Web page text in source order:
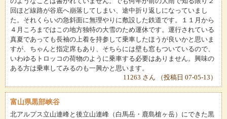
回ほど線路が谷底へ崩落してしまい、途中折り返しになっていまし
た。それくらいの急斜面に無理やりに敷設した鉄道です。１１月から
４月ころまではこの地方独特の大雪のため運休です。運行されている
真夏であっても長袖の上着を持参して乗車したほうが良いかと思いま
すが、ちゃんと指定席もあり、そちらには壁も窓もついているので、
いわゆるトロッコの荷物のように乗車する必要はありません。興味の
ある方は乗車してみるのも一興かと思います。
11263 さん （投稿日 07-05-13）
富山県黒部峡谷
北アルプス立山連峰と後立山連峰（白馬岳・鹿島槍ヶ岳）にできた黒